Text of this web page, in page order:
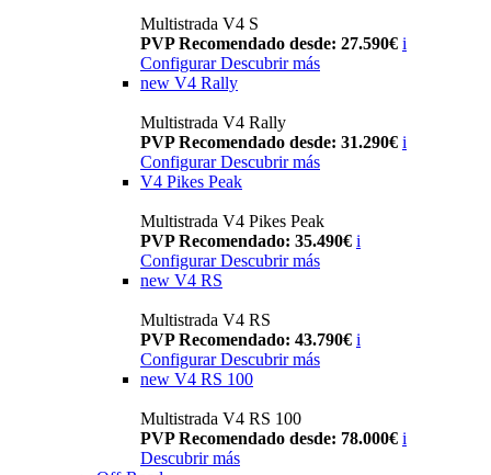
Multistrada V4 S
PVP Recomendado desde: 27.590€ i
Configurar Descubrir más
new V4 Rally
Multistrada V4 Rally
PVP Recomendado desde: 31.290€ i
Configurar Descubrir más
V4 Pikes Peak
Multistrada V4 Pikes Peak
PVP Recomendado: 35.490€ i
Configurar Descubrir más
new V4 RS
Multistrada V4 RS
PVP Recomendado: 43.790€ i
ConfigurarDescubrir más
new V4 RS 100
Multistrada V4 RS 100
PVP Recomendado desde: 78.000€ i
Descubrir más